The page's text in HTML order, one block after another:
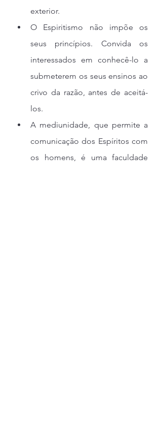
exterior.
O Espiritismo não impõe os
seus princípios. Convida os
interessados em conhecê-lo a
submeterem os seus ensinos ao
crivo da razão, antes de aceitá-
los.
A mediunidade, que permite a
comunicação dos Espíritos com
os homens, é uma faculdade